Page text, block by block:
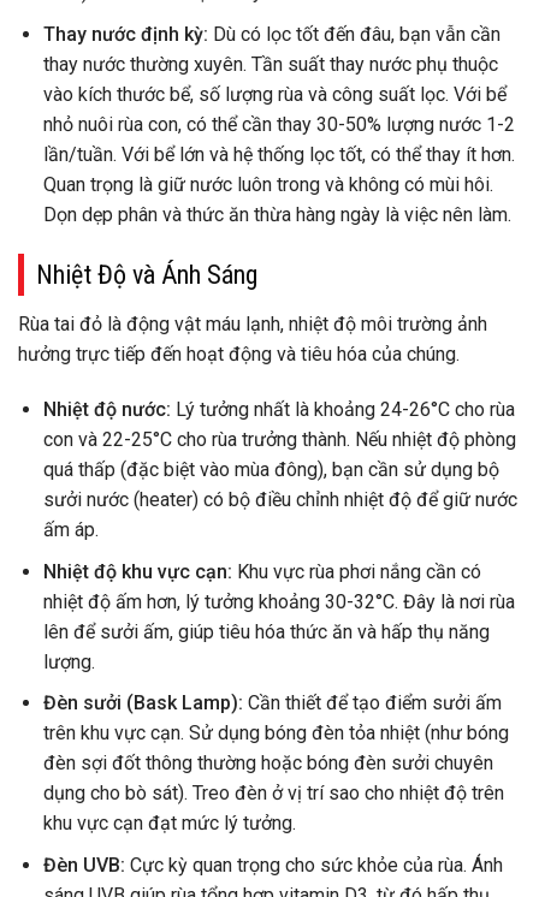
Thay nước định kỳ: Dù có lọc tốt đến đâu, bạn vẫn cần
thay nước thường xuyên. Tần suất thay nước phụ thuộc
vào kích thước bể, số lượng rùa và công suất lọc. Với bể
nhỏ nuôi rùa con, có thể cần thay 30-50% lượng nước 1-2
lần/tuần. Với bể lớn và hệ thống lọc tốt, có thể thay ít hơn.
Quan trọng là giữ nước luôn trong và không có mùi hôi.
Dọn dẹp phân và thức ăn thừa hàng ngày là việc nên làm.
Nhiệt Độ và Ánh Sáng
Rùa tai đỏ là động vật máu lạnh, nhiệt độ môi trường ảnh
hưởng trực tiếp đến hoạt động và tiêu hóa của chúng.
Nhiệt độ nước: Lý tưởng nhất là khoảng 24-26°C cho rùa
con và 22-25°C cho rùa trưởng thành. Nếu nhiệt độ phòng
quá thấp (đặc biệt vào mùa đông), bạn cần sử dụng bộ
sưởi nước (heater) có bộ điều chỉnh nhiệt độ để giữ nước
ấm áp.
Nhiệt độ khu vực cạn: Khu vực rùa phơi nắng cần có
nhiệt độ ấm hơn, lý tưởng khoảng 30-32°C. Đây là nơi rùa
lên để sưởi ấm, giúp tiêu hóa thức ăn và hấp thụ năng
lượng.
Đèn sưởi (Bask Lamp): Cần thiết để tạo điểm sưởi ấm
trên khu vực cạn. Sử dụng bóng đèn tỏa nhiệt (như bóng
đèn sợi đốt thông thường hoặc bóng đèn sưởi chuyên
dụng cho bò sát). Treo đèn ở vị trí sao cho nhiệt độ trên
khu vực cạn đạt mức lý tưởng.
Đèn UVB: Cực kỳ quan trọng cho sức khỏe của rùa. Ánh